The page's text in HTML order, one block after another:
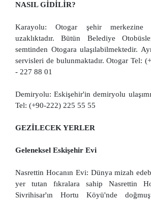
NASIL GİDİLİR?
Karayolu: Otogar şehir
uzaklıktadır. Bütün Belediye
semtinden Otogara ulaşılabilmektedir.
servisleri de bulunmaktadır. Otogar Tel:
- 227 88 01
Demiryolu: Eskişehir'in demiryolu
Tel: (+90-222) 225 55 55
GEZİLECEK YERLER
Geleneksel Eskişehir Evi
Nasrettin Hocanın Evi: Dünya mizah
yer tutan fıkralara sahip Nasrettin
Sivrihisar'ın Hortu Köyü'nde